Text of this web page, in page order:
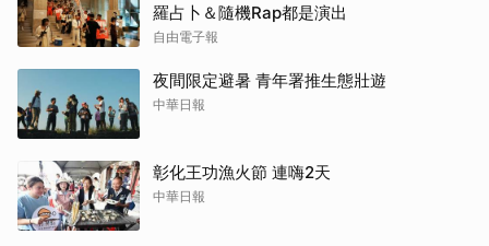
羅占卜＆隨機Rap都是演出
自由電子報
夜間限定避暑 青年署推生態壯遊
中華日報
彰化王功漁火節 連嗨2天
中華日報